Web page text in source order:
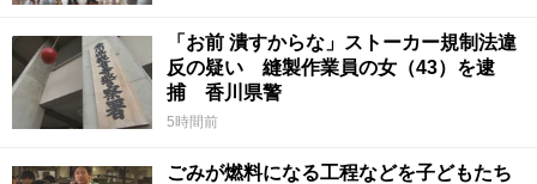
「お前 潰すからな」ストーカー規制法違
反の疑い 縫製作業員の女（43）を逮
捕 香川県警
5時間前
ごみが燃料になる工程などを子どもたち